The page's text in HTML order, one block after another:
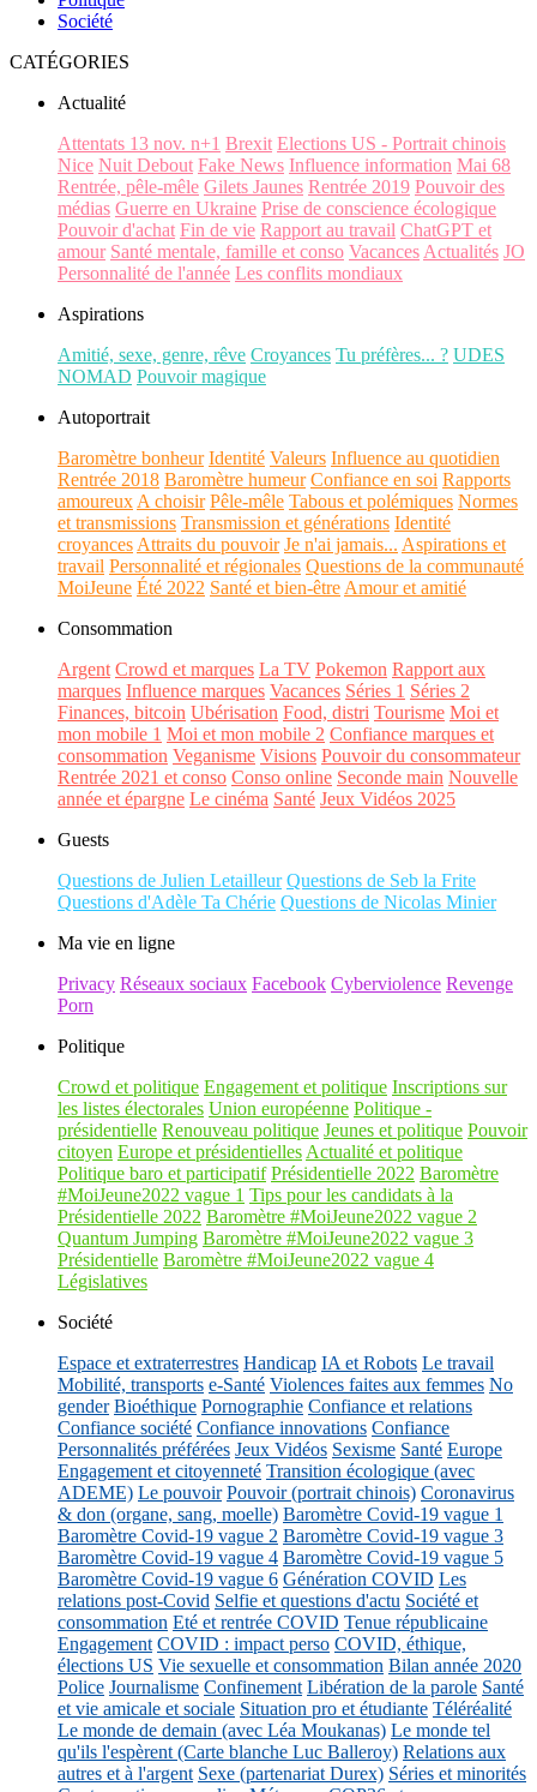
Société
CATÉGORIES
Actualité
Attentats 13 nov. n+1 Brexit Elections US - Portrait chinois
Nice Nuit Debout Fake News Influence information Mai 68
Rentrée, pêle-mêle Gilets Jaunes Rentrée 2019 Pouvoir des
médias Guerre en Ukraine Prise de conscience écologique
Pouvoir d'achat Fin de vie Rapport au travail ChatGPT et
amour Santé mentale, famille et conso Vacances Actualités JO
Personnalité de l'année Les conflits mondiaux
Aspirations
Amitié, sexe, genre, rêve Croyances Tu préfères... ? UDES
NOMAD Pouvoir magique
Autoportrait
Baromètre bonheur Identité Valeurs Influence au quotidien
Rentrée 2018 Baromètre humeur Confiance en soi Rapports
amoureux A choisir Pêle-mêle Tabous et polémiques Normes
et transmissions Transmission et générations Identité
croyances Attraits du pouvoir Je n'ai jamais... Aspirations et
travail Personnalité et régionales Questions de la communauté
MoiJeune Été 2022 Santé et bien-être Amour et amitié
Consommation
Argent Crowd et marques La TV Pokemon Rapport aux
marques Influence marques Vacances Séries 1 Séries 2
Finances, bitcoin Ubérisation Food, distri Tourisme Moi et
mon mobile 1 Moi et mon mobile 2 Confiance marques et
consommation Veganisme Visions Pouvoir du consommateur
Rentrée 2021 et conso Conso online Seconde main Nouvelle
année et épargne Le cinéma Santé Jeux Vidéos 2025
Guests
Questions de Julien Letailleur Questions de Seb la Frite
Questions d'Adèle Ta Chérie Questions de Nicolas Minier
Ma vie en ligne
Privacy Réseaux sociaux Facebook Cyberviolence Revenge
Porn
Politique
Crowd et politique Engagement et politique Inscriptions sur
les listes électorales Union européenne Politique -
présidentielle Renouveau politique Jeunes et politique Pouvoir
citoyen Europe et présidentielles Actualité et politique
Politique baro et participatif Présidentielle 2022 Baromètre
#MoiJeune2022 vague 1 Tips pour les candidats à la
Présidentielle 2022 Baromètre #MoiJeune2022 vague 2
Quantum Jumping Baromètre #MoiJeune2022 vague 3
Présidentielle Baromètre #MoiJeune2022 vague 4
Législatives
Société
Espace et extraterrestres Handicap IA et Robots Le travail
Mobilité, transports e-Santé Violences faites aux femmes No
gender Bioéthique Pornographie Confiance et relations
Confiance société Confiance innovations Confiance
Personnalités préférées Jeux Vidéos Sexisme Santé Europe
Engagement et citoyenneté Transition écologique (avec
ADEME) Le pouvoir Pouvoir (portrait chinois) Coronavirus
& don (organe, sang, moelle) Baromètre Covid-19 vague 1
Baromètre Covid-19 vague 2 Baromètre Covid-19 vague 3
Baromètre Covid-19 vague 4 Baromètre Covid-19 vague 5
Baromètre Covid-19 vague 6 Génération COVID Les
relations post-Covid Selfie et questions d'actu Société et
consommation Eté et rentrée COVID Tenue républicaine
Engagement COVID : impact perso COVID, éthique,
élections US Vie sexuelle et consommation Bilan année 2020
Police Journalisme Confinement Libération de la parole Santé
et vie amicale et sociale Situation pro et étudiante Téléréalité
Le monde de demain (avec Léa Moukanas) Le monde tel
qu'ils l'espèrent (Carte blanche Luc Balleroy) Relations aux
autres et à l'argent Sexe (partenariat Durex) Séries et minorités